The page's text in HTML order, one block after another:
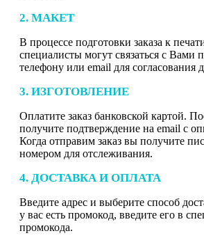
2. МАКЕТ
В процессе подготовки заказа к
специалисты могут связаться с Вами
телефону или email для согласования
3. ИЗГОТОВЛЕНИЕ
Оплатите заказ банковской картой.
получите подтверждение на email с
Когда отправим заказ вы получите
номером для отслеживания.
4. ДОСТАВКА И ОПЛАТА
Введите адрес и выберите способ
у вас есть промокод, введите его в
промокода.